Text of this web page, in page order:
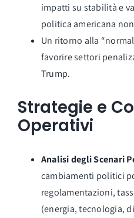
impatti su stabilità e
politica americana
Un ritorno alla
favorire settori
Trump.
Strategie e
Operativi
Analisi degli Scenari
cambiamenti politici
regolamentazioni,
(energia, tecnologia,